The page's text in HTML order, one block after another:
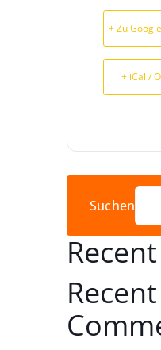
+ Zu
+ iCal /
Suchen
Recent